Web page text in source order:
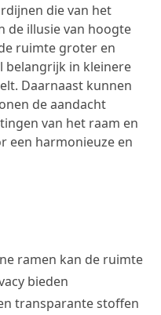
die van het
de illusie van hoogte
ruimte groter en
belangrijk in kleinere
Daarnaast kunnen
de aandacht
van het raam en
een harmonieuze en
ramen kan de ruimte
bieden
transparante stoffen